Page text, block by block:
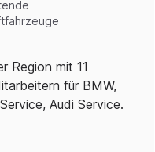
Region mit 11
für BMW,
Audi Service.